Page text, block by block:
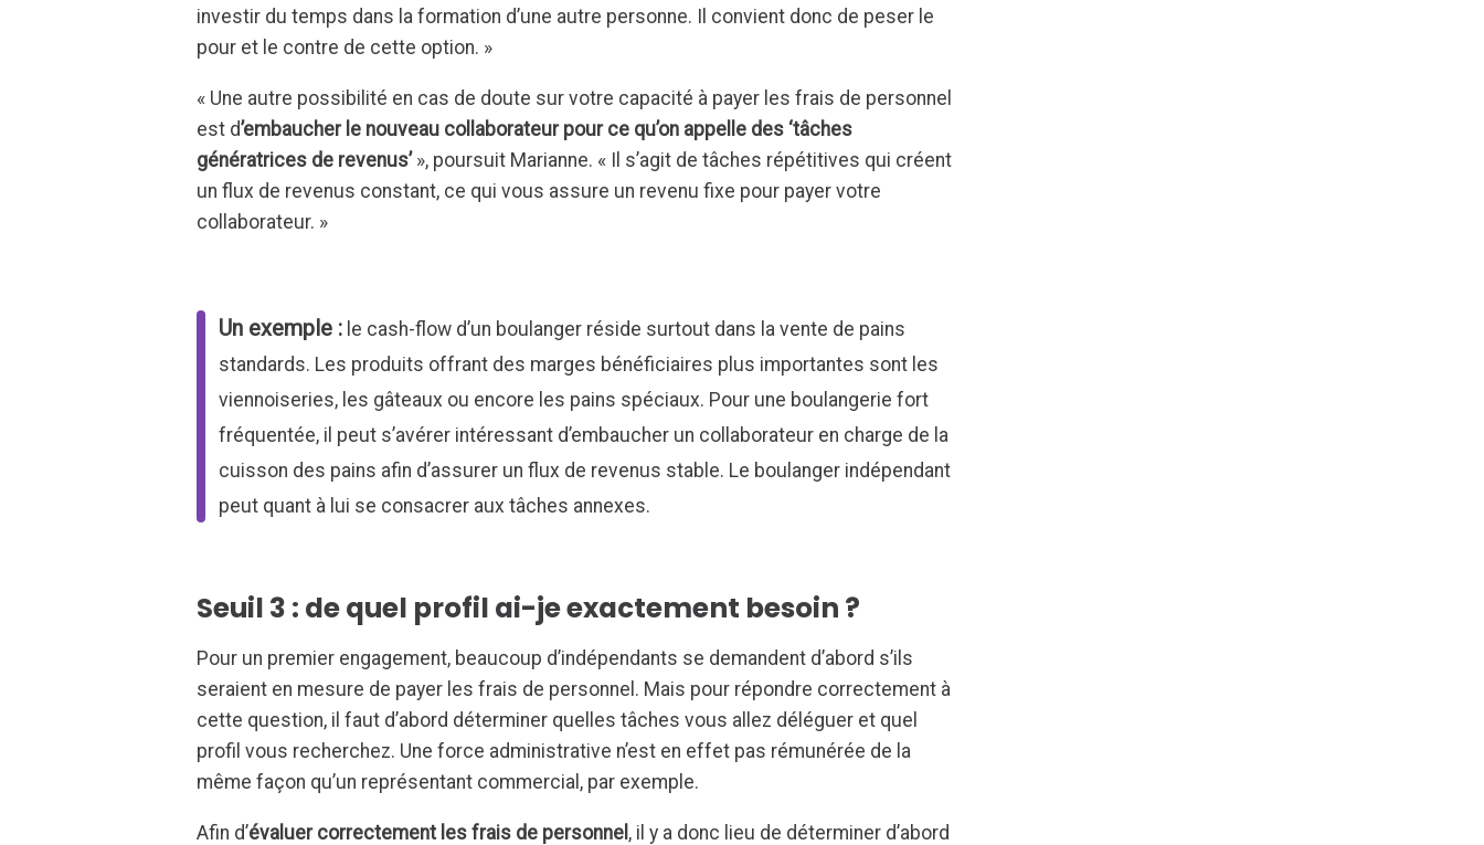
investir du temps dans la formation d’une autre personne. Il convient donc de peser le
pour et le contre de cette option. »
« Une autre possibilité en cas de doute sur votre capacité à payer les frais de personnel
est d’embaucher le nouveau collaborateur pour ce qu’on appelle des ‘tâches
génératrices de revenus’», poursuit Marianne. « Il s’agit de tâches répétitives qui créent
un flux de revenus constant, ce qui vous assure un revenu fixe pour payer votre
collaborateur. »
Un exemple :le cash-flow d’un boulanger réside surtout dans la vente de pains
standards. Les produits offrant des marges bénéficiaires plus importantes sont les
viennoiseries, les gâteaux ou encore les pains spéciaux. Pour une boulangerie fort
fréquentée, il peut s’avérer intéressant d’embaucher un collaborateur en charge de la
cuisson des pains afin d’assurer un flux de revenus stable. Le boulanger indépendant
peut quant à lui se consacrer aux tâches annexes.
Seuil 3 : de quel profil ai-je exactement besoin ?
Pour un premier engagement, beaucoup d’indépendants se demandent d’abord s’ils
seraient en mesure de payer les frais de personnel. Mais pour répondre correctement à
cette question, il faut d’abord déterminer quelles tâches vous allez déléguer et quel
profil vous recherchez. Une force administrative n’est en effet pas rémunérée de la
même façon qu’un représentant commercial, par exemple.
Afin d’évaluer correctement les frais de personnel , il y a donc lieu de déterminer d’abord